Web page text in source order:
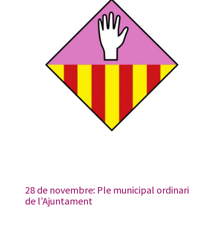
28 de novembre: Ple municipal ordinari
de l’Ajuntament